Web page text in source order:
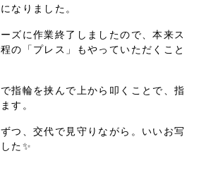
なりました。
ズに作業終了しましたので、本来ス
の「プレス」もやっていただくこと
指輪を挟んで上から叩くことで、指
す。
つ、交代で見守りながら。いいお写
た✨